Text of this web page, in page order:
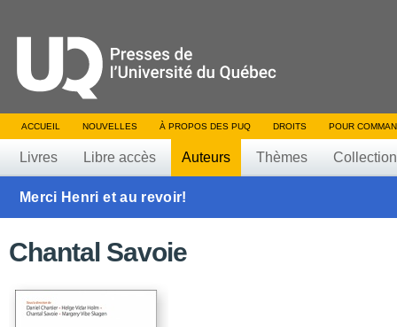
ACCUEIL NOUVELLES À PROPOS DES PUQ DROITS POUR
Livres Libre accès Auteurs Thèmes
Merci Henri et au revoir!
Chantal Savoie